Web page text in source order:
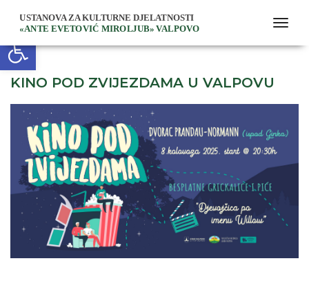
Open toolbar
KINO POD ZVIJEZDAMA U VALPOVU